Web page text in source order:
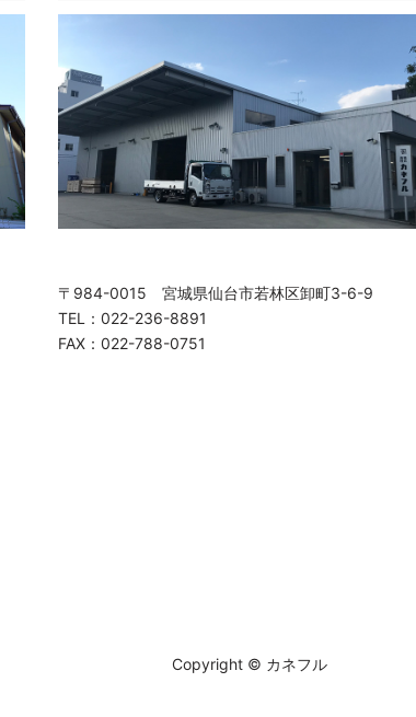
〒984-0015 宮城県仙台市若林区卸町3-6-9
TEL：022-236-8891
FAX：022-788-0751
Copyright © カネフル